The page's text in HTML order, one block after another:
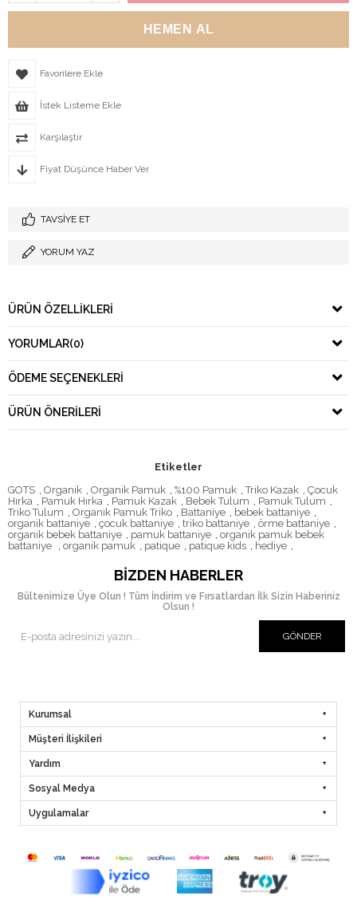
Favorilere Ekle
İstek Listeme Ekle
Karşılaştır
Fiyat Düşünce Haber Ver
TAVSIYE ET
YORUM YAZ
ÜRÜN ÖZELLIKLERI
YORUMLAR(0)
ÖDEME SEÇENEKLERI
ÜRÜN ÖNERILERI
Etiketler
GOTS , Organik , Organik Pamuk , %100 Pamuk , Triko Kazak , Çocuk
Hırka , Pamuk Hırka , Pamuk Kazak , Bebek Tulum , Pamuk Tulum ,
Triko Tulum , Organik Pamuk Triko , Battaniye , bebek battaniye ,
organik battaniye , çocuk battaniye , triko battaniye , örme battaniye ,
organik bebek battaniye , pamuk battaniye , organik pamuk bebek
battaniye , organik pamuk , patique , patique kids , hediye ,
BIZDEN HABERLER
Bültenimize Üye Olun ! Tüm İndirim ve Fırsatlardan İlk Sizin Haberiniz
Olsun !
GÖNDER
Kurumsal
Müşteri İlişkileri
Yardım
Sosyal Medya
Uygulamalar